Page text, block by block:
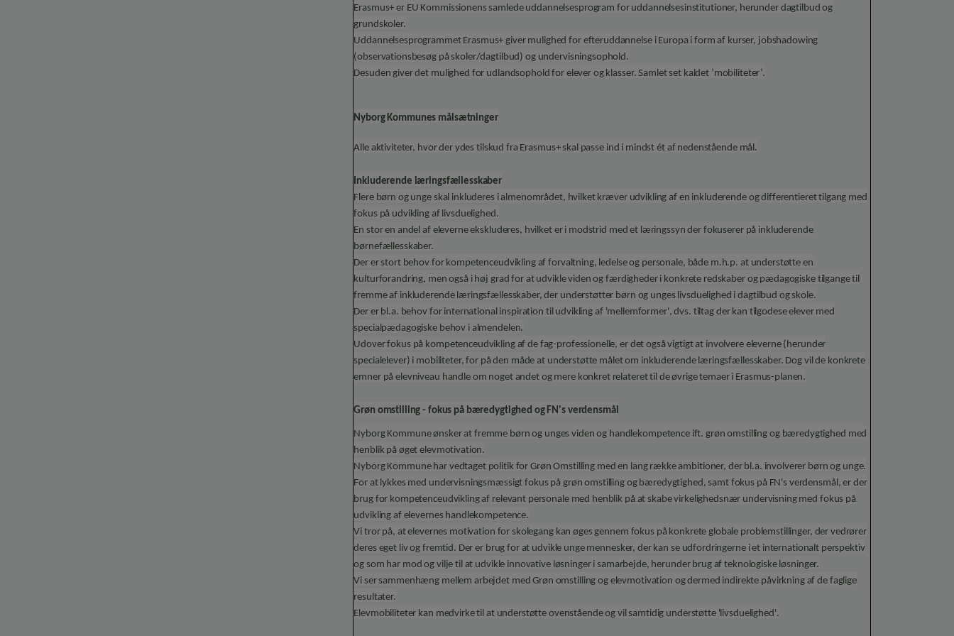
Erasmus+ er EU Kommissionens samlede uddannelsesprogram for uddannelsesinstitutioner, herunder dagtilbud og
grundskoler.
Uddannelsesprogrammet Erasmus+ giver mulighed for efteruddannelse i Europa i form af kurser, jobshadowing
(observationsbesøg på skoler/dagtilbud) og undervisningsophold.
Desuden giver det mulighed for udlandsophold for elever og klasser. Samlet set kaldet ’mobiliteter’.
Nyborg Kommunes målsætninger
Alle aktiviteter, hvor der ydes tilskud fra Erasmus+ skal passe ind i mindst ét af nedenstående mål.
Inkluderende læringsfællesskaber
Flere børn og unge skal inkluderes i almenområdet, hvilket kræver udvikling af en inkluderende og differentieret tilgang med
fokus på udvikling af livsduelighed.
En stor en andel af eleverne ekskluderes, hvilket er i modstrid med et læringssyn der fokuserer på inkluderende
børnefællesskaber.
Der er stort behov for kompetenceudvikling af forvaltning, ledelse og personale, både m.h.p. at understøtte en
kulturforandring, men også i høj grad for at udvikle viden og færdigheder i konkrete redskaber og pædagogiske tilgange til
fremme af inkluderende læringsfællesskaber, der understøtter børn og unges livsduelighed i dagtilbud og skole.
Der er bl.a. behov for international inspiration til udvikling af 'mellemformer', dvs. tiltag der kan tilgodese elever med
specialpædagogiske behov i almendelen.
Udover fokus på kompetenceudvikling af de fag-professionelle, er det også vigtigt at involvere eleverne (herunder
specialelever) i mobiliteter, for på den måde at understøtte målet om inkluderende læringsfællesskaber. Dog vil de konkrete
emner på elevniveau handle om noget andet og mere konkret relateret til de øvrige temaer i Erasmus-planen.
Grøn omstilling - fokus på bæredygtighed og FN's verdensmål
Nyborg Kommune ønsker at fremme børn og unges viden og handlekompetence ift. grøn omstilling og bæredygtighed med
henblik på øget elevmotivation.
Nyborg Kommune har vedtaget politik for Grøn Omstilling med en lang række ambitioner, der bl.a. involverer børn og unge.
For at lykkes med undervisningsmæssigt fokus på grøn omstilling og bæredygtighed, samt fokus på FN's verdensmål, er der
brug for kompetenceudvikling af relevant personale med henblik på at skabe virkelighedsnær undervisning med fokus på
udvikling af elevernes handlekompetence.
Vi tror på, at elevernes motivation for skolegang kan øges gennem fokus på konkrete globale problemstillinger, der vedrører
deres eget liv og fremtid. Der er brug for at udvikle unge mennesker, der kan se udfordringerne i et internationalt perspektiv
og som har mod og vilje til at udvikle innovative løsninger i samarbejde, herunder brug af teknologiske løsninger.
Vi ser sammenhæng mellem arbejdet med Grøn omstilling og elevmotivation og dermed indirekte påvirkning af de faglige
resultater.
Elevmobiliteter kan medvirke til at understøtte ovenstående og vil samtidig understøtte 'livsduelighed'.